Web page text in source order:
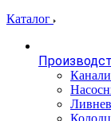
Каталог